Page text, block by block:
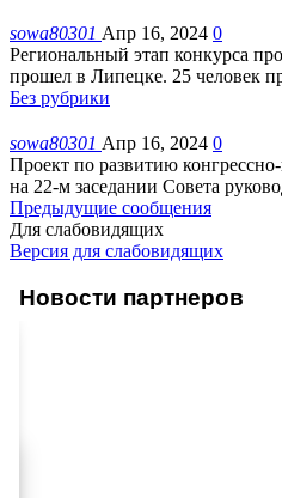
sowa80301 Апр 16, 2024 0
Региональный этап конкурса
прошел в Липецке. 25 человек
Без рубрики
sowa80301 Апр 16, 2024 0
Проект по развитию
на 22-м заседании Совета
Предыдущие сообщения
Для слабовидящих
Версия для слабовидящих
Новости партнеров